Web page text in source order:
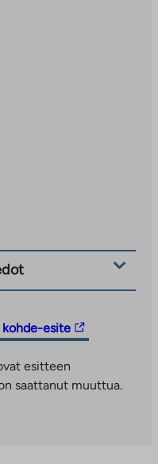
kohde-esite
esitteen
saattanut muuttua.